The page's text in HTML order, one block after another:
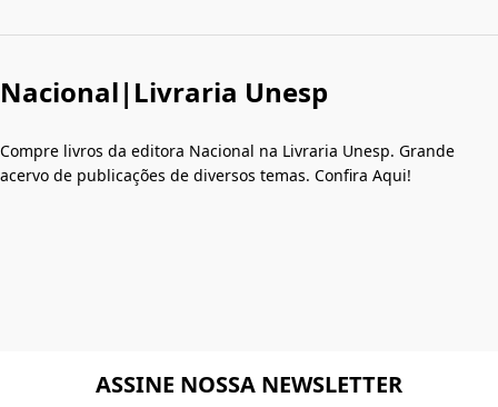
Nacional|Livraria Unesp
Compre livros da editora Nacional na Livraria Unesp. Grande
acervo de publicações de diversos temas. Confira Aqui!
ASSINE NOSSA NEWSLETTER